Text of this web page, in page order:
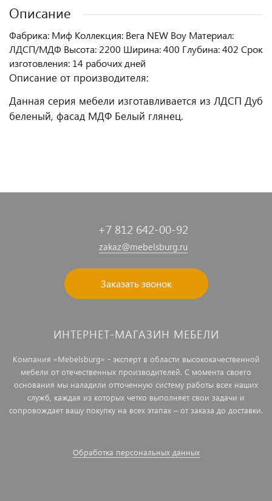
Описание
Фабрика: Миф Коллекция: Вега NEW Boy Материал:
ЛДСП/МДФ Высота: 2200 Ширина: 400 Глубина: 402 Срок
изготовления: 14 рабочих дней
Описание от производителя:
Данная серия мебели изготавливается из ЛДСП Дуб
беленый, фасад МДФ Белый глянец.
+7 812 642-00-92
zakaz@mebelsburg.ru
Заказать звонок
ИНТЕРНЕТ-МАГАЗИН МЕБЕЛИ
Компания «Mebelsburg» - эксперт в области высококачественной
мебели от отечественных производителей. С момента своего
основания мы наладили отточенную систему работы всех наших
служб, каждая из которых четко выполняет свои задачи и
сопровождает вашу покупку на всех этапах – от заказа до доставки.
Обработка персональных данных